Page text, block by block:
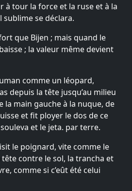
à tour la force et la ruse et à la
se déclara.
que Bijen ; mais quand le
; la valeur même devient
comme un léopard,
depuis la tête jusqu’au milieu
la main gauche à la nuque, de
et fit ployer le dos de ce
et le jeta. par terre.
le poignard, vite comme le
contre le sol, la trancha et
comme si c’eût été celui